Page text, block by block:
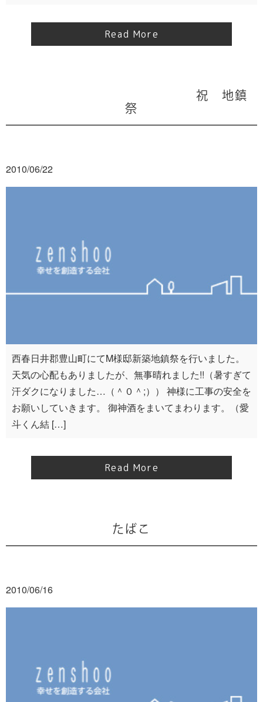
Read More
祝 地鎮
祭
2010/06/22
西春日井郡豊山町にてM様邸新築地鎮祭を行いました。
天気の心配もありましたが、無事晴れました!!（暑すぎて
汗ダクになりました…（＾０＾;）） 神様に工事の安全を
お願いしていきます。 御神酒をまいてまわります。（愛
斗くん結 […]
Read More
たばこ
2010/06/16